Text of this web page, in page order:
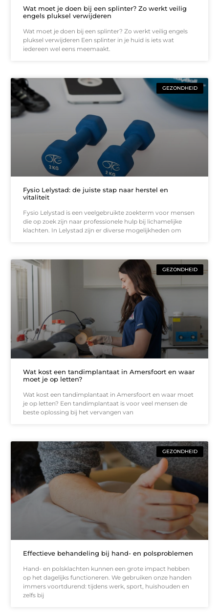
Wat moet je doen bij een splinter? Zo werkt veilig
engels pluksel verwijderen
Wat moet je doen bij een splinter? Zo werkt veilig engels
pluksel verwijderen Een splinter in je huid is iets wat
iedereen wel eens meemaakt.
GEZONDHEID
Fysio Lelystad: de juiste stap naar herstel en
vitaliteit
Fysio Lelystad is een veelgebruikte zoekterm voor mensen
die op zoek zijn naar professionele hulp bij lichamelijke
klachten. In Lelystad zijn er diverse mogelijkheden om
GEZONDHEID
Wat kost een tandimplantaat in Amersfoort en waar
moet je op letten?
Wat kost een tandimplantaat in Amersfoort en waar moet
je op letten? Een tandimplantaat is voor veel mensen de
beste oplossing bij het vervangen van
GEZONDHEID
Effectieve behandeling bij hand- en polsproblemen
Hand- en polsklachten kunnen een grote impact hebben
op het dagelijks functioneren. We gebruiken onze handen
immers voortdurend: tijdens werk, sport, huishouden en
zelfs bij